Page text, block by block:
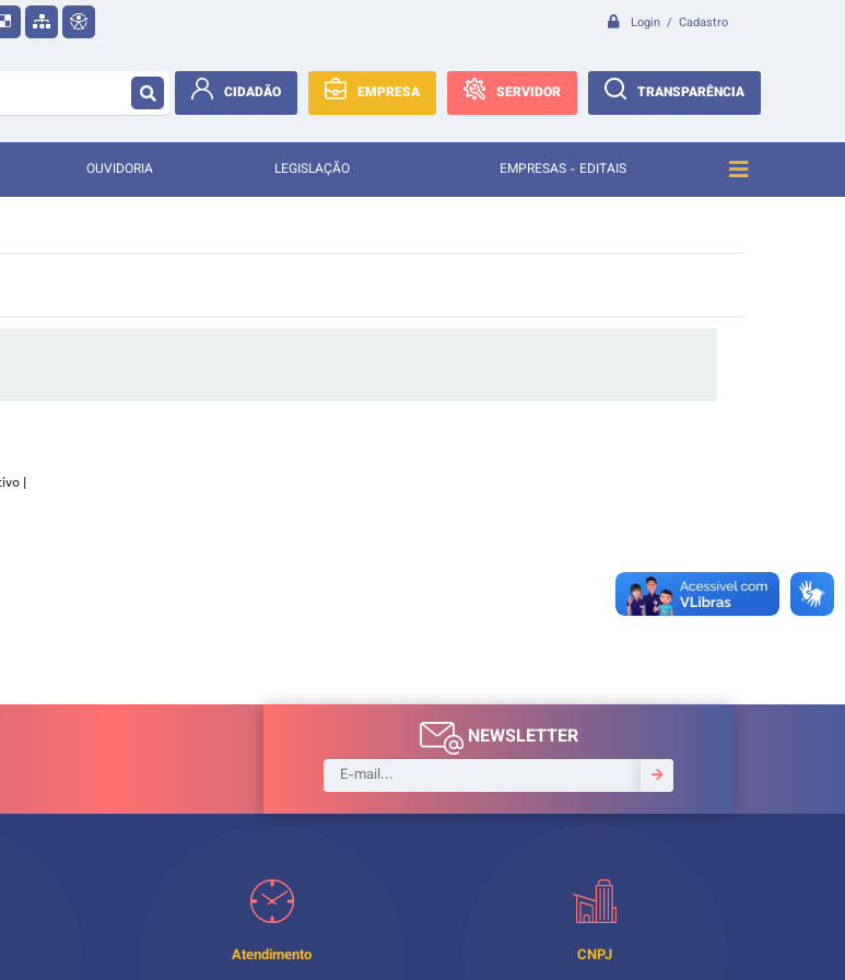
Login / Cadastro
CIDADÃO EMPRESA SERVIDOR TRANSPARÊNCIA
OUVIDORIA LEGISLAÇÃO EMPRESAS - EDITAIS
|
NEWSLETTER
Atendimento
CNPJ